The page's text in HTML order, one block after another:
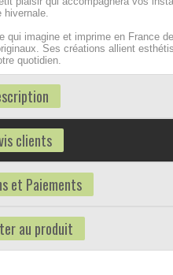
qui imagine et imprime en France
Ses créations allient
quotidien.
clients
et Paiements
au produit